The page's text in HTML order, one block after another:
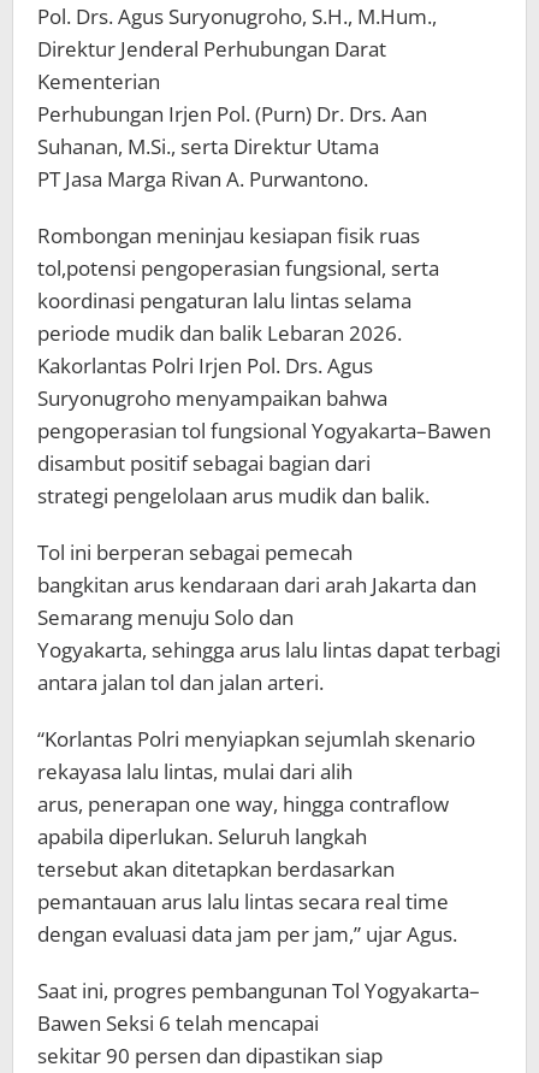
Pol. Drs. Agus Suryonugroho, S.H., M.Hum.,
Direktur Jenderal Perhubungan Darat
Kementerian
Perhubungan Irjen Pol. (Purn) Dr. Drs. Aan
Suhanan, M.Si., serta Direktur Utama
PT Jasa Marga Rivan A. Purwantono.
Rombongan meninjau kesiapan fisik ruas
tol,potensi pengoperasian fungsional, serta
koordinasi pengaturan lalu lintas selama
periode mudik dan balik Lebaran 2026.
Kakorlantas Polri Irjen Pol. Drs. Agus
Suryonugroho menyampaikan bahwa
pengoperasian tol fungsional Yogyakarta–Bawen
disambut positif sebagai bagian dari
strategi pengelolaan arus mudik dan balik.
Tol ini berperan sebagai pemecah
bangkitan arus kendaraan dari arah Jakarta dan
Semarang menuju Solo dan
Yogyakarta, sehingga arus lalu lintas dapat terbagi
antara jalan tol dan jalan arteri.
“Korlantas Polri menyiapkan sejumlah skenario
rekayasa lalu lintas, mulai dari alih
arus, penerapan one way, hingga contraflow
apabila diperlukan. Seluruh langkah
tersebut akan ditetapkan berdasarkan
pemantauan arus lalu lintas secara real time
dengan evaluasi data jam per jam,” ujar Agus.
Saat ini, progres pembangunan Tol Yogyakarta–
Bawen Seksi 6 telah mencapai
sekitar 90 persen dan dipastikan siap